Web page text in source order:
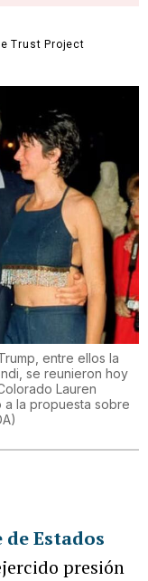
entre ellos la
se reunieron hoy
Lauren
la propuesta sobre
)
Estados
presión